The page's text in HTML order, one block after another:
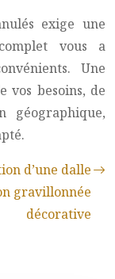
exige une
vous a
Une
vos besoins, de
d’une dalle
gravillonnée
décorative